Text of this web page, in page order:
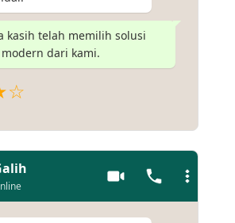
kasih telah memilih solusi
dari kami.